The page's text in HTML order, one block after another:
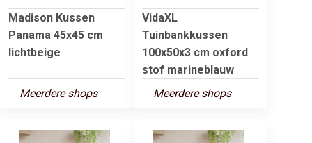
Madison Kussen
Panama 45x45 cm
lichtbeige
Meerdere shops
VidaXL
Tuinbankkussen
100x50x3 cm oxford
stof marineblauw
Meerdere shops